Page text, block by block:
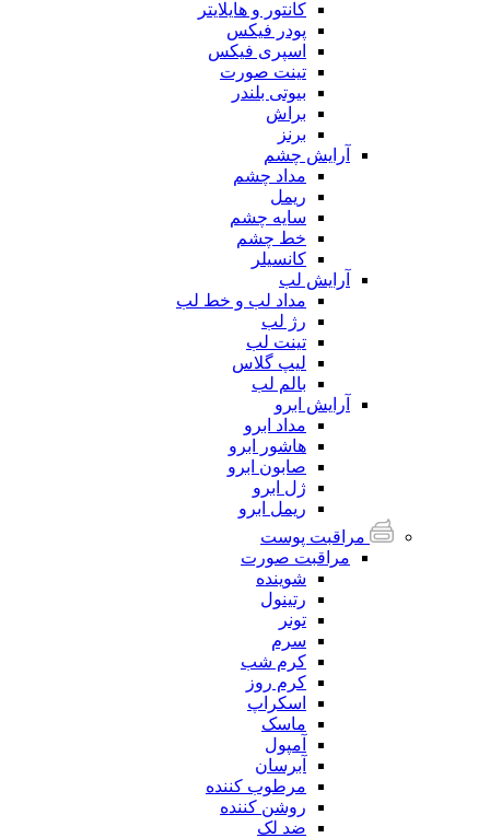
کانتور و هایلایتر
پودر فیکس
اسپری فیکس
تینت صورت
بیوتی بلندر
براش
برنز
آرایش چشم
مداد چشم
ریمل
سایه چشم
خط چشم
کانسیلر
آرایش لب
مداد لب و خط لب
رژ لب
تینت لب
لیپ گلاس
بالم لب
آرایش ابرو
مداد ابرو
هاشور ابرو
صابون ابرو
ژل ابرو
ریمل ابرو
مراقبت پوست
مراقبت صورت
شوینده
رتینول
تونر
سرم
کرم شب
کرم روز
اسکراپ
ماسک
آمپول
آبرسان
مرطوب کننده
روشن کننده
ضد لک